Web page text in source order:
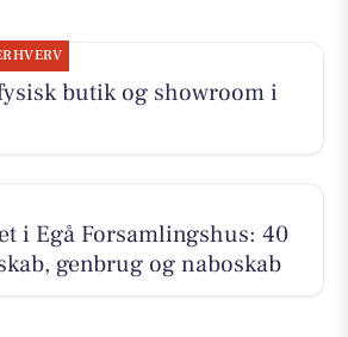
butik og showroom i
i Egå Forsamlingshus: 40
genbrug og naboskab